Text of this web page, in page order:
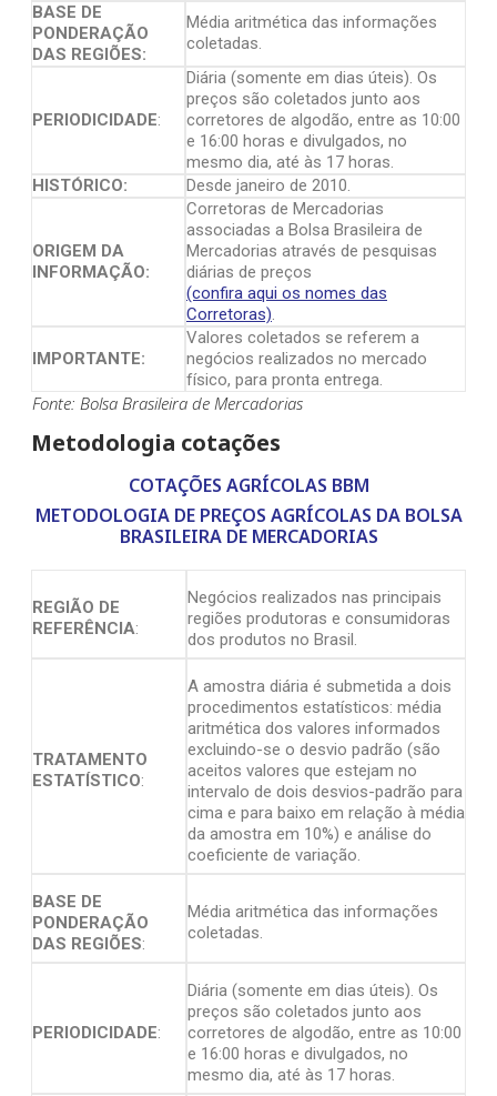
BASE DE
PONDERAÇÃO
DAS REGIÕES:
Média aritmética das informações
coletadas.
PERIODICIDADE:
Diária (somente em dias úteis). Os
preços são coletados junto aos
corretores de algodão, entre as 10:00
e 16:00 horas e divulgados, no
mesmo dia, até às 17 horas.
HISTÓRICO:
Desde janeiro de 2010.
ORIGEM DA
INFORMAÇÃO:
Corretoras de Mercadorias
associadas a Bolsa Brasileira de
Mercadorias através de pesquisas
diárias de preços
(confira aqui os nomes das
Corretoras).
IMPORTANTE:
Valores coletados se referem a
negócios realizados no mercado
físico, para pronta entrega.
Fonte: Bolsa Brasileira de Mercadorias
Metodologia cotações
COTAÇÕES AGRÍCOLAS BBM
METODOLOGIA DE PREÇOS AGRÍCOLAS DA BOLSA
BRASILEIRA DE MERCADORIAS
REGIÃO DE
REFERÊNCIA:
Negócios realizados nas principais
regiões produtoras e consumidoras
dos produtos no Brasil.
TRATAMENTO
ESTATÍSTICO:
A amostra diária é submetida a dois
procedimentos estatísticos: média
aritmética dos valores informados
excluindo-se o desvio padrão (são
aceitos valores que estejam no
intervalo de dois desvios-padrão para
cima e para baixo em relação à média
da amostra em 10%) e análise do
coeficiente de variação.
BASE DE
PONDERAÇÃO
DAS REGIÕES:
Média aritmética das informações
coletadas.
PERIODICIDADE:
Diária (somente em dias úteis). Os
preços são coletados junto aos
corretores de algodão, entre as 10:00
e 16:00 horas e divulgados, no
mesmo dia, até às 17 horas.